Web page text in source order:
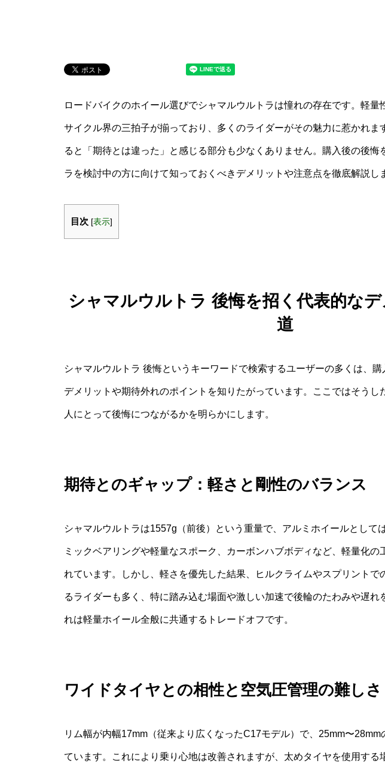
ロードバイクのホイール選びでシャマルウルトラは憧れの存在です。軽量
サイクル界の三拍子が揃っており、多くのライダーがその魅力に惹かれま
ると「期待とは違った」と感じる部分も少なくありません。購入後の後悔
ラを検討中の方に向けて知っておくべきデメリットや注意点を徹底解説し
目次 [表示]
シャマルウルトラ 後悔を招く代表的な
道
シャマルウルトラ 後悔というキーワードで検索するユーザーの多くは、
デメリットや期待外れのポイントを知りたがっています。ここではそうし
人にとって後悔につながるかを明らかにします。
期待とのギャップ：軽さと剛性のバランス
シャマルウルトラは1557g（前後）という重量で、アルミホイールとして
ミックベアリングや軽量なスポーク、カーボンハブボディなど、軽量化の
れています。しかし、軽さを優先した結果、ヒルクライムやスプリントで
るライダーも多く、特に踏み込む場面や激しい加速で後輪のたわみや遅れ
れは軽量ホイール全般に共通するトレードオフです。
ワイドタイヤとの相性と空気圧管理の難しさ
リム幅が内幅17mm（従来より広くなったC17モデル）で、25mm〜
ています。これにより乗り心地は改善されますが、太めタイヤを使用する